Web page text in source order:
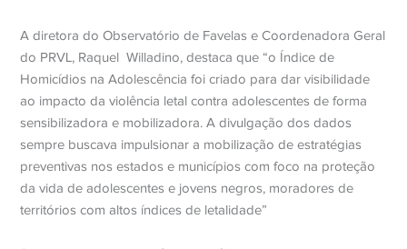
A diretora do Observatório de Favelas e Coordenadora Geral
do PRVL, Raquel Willadino, destaca que “o Índice de
Homicídios na Adolescência foi criado para dar visibilidade
ao impacto da violência letal contra adolescentes de forma
sensibilizadora e mobilizadora. A divulgação dos dados
sempre buscava impulsionar a mobilização de estratégias
preventivas nos estados e municípios com foco na proteção
da vida de adolescentes e jovens negros, moradores de
territórios com altos índices de letalidade”